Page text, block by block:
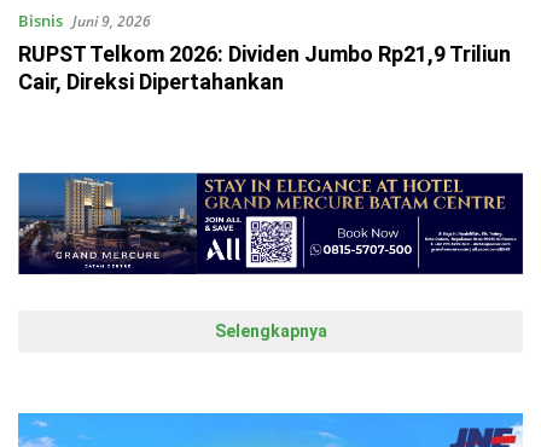
Bisnis Juni 9, 2026
RUPST Telkom 2026: Dividen Jumbo Rp21,9 Triliun
Cair, Direksi Dipertahankan
Selengkapnya